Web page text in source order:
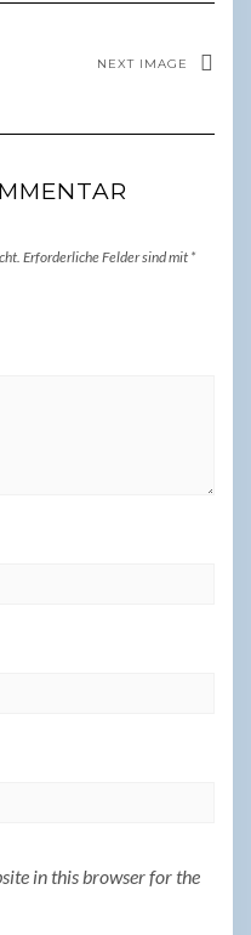
NEXT IMAGE
Erforderliche Felder sind mit *
in this browser for the